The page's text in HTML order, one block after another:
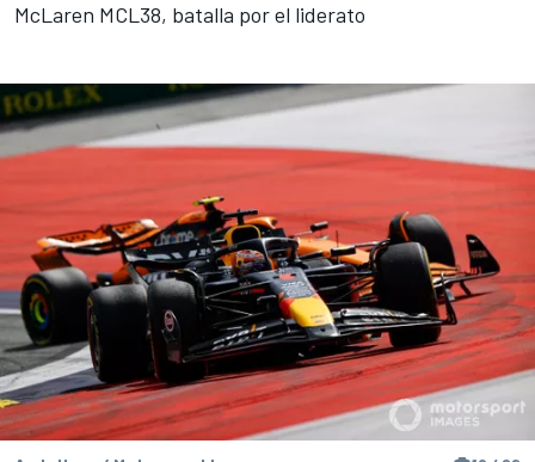
McLaren MCL38, batalla por el liderato